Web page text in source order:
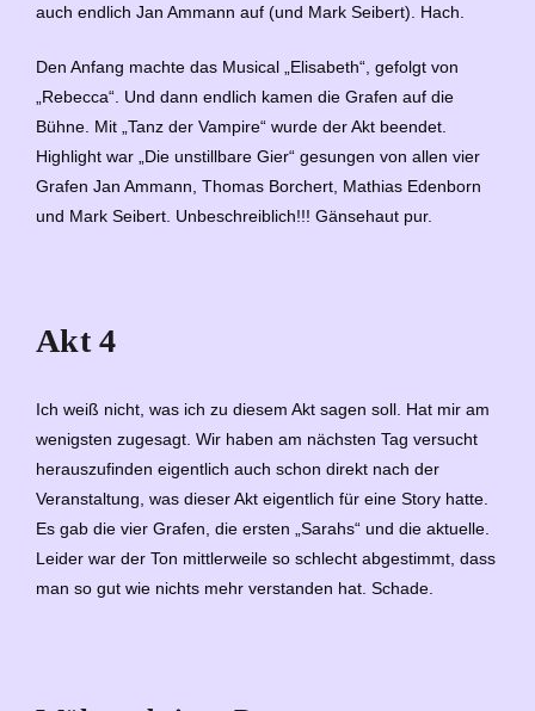
auch endlich Jan Ammann auf (und Mark Seibert). Hach.
Den Anfang machte das Musical „Elisabeth“, gefolgt von
„Rebecca“. Und dann endlich kamen die Grafen auf die
Bühne. Mit „Tanz der Vampire“ wurde der Akt beendet.
Highlight war „Die unstillbare Gier“ gesungen von allen vier
Grafen Jan Ammann, Thomas Borchert, Mathias Edenborn
und Mark Seibert. Unbeschreiblich!!! Gänsehaut pur.
Akt 4
Ich weiß nicht, was ich zu diesem Akt sagen soll. Hat mir am
wenigsten zugesagt. Wir haben am nächsten Tag versucht
herauszufinden eigentlich auch schon direkt nach der
Veranstaltung, was dieser Akt eigentlich für eine Story hatte.
Es gab die vier Grafen, die ersten „Sarahs“ und die aktuelle.
Leider war der Ton mittlerweile so schlecht abgestimmt, dass
man so gut wie nichts mehr verstanden hat. Schade.